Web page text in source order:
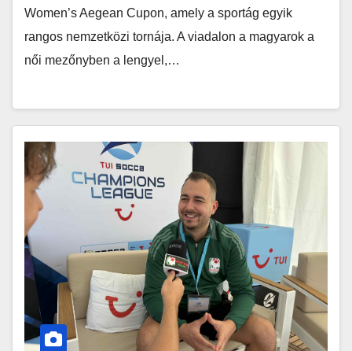
Women’s Aegean Cupon, amely a sportág egyik
rangos nemzetközi tornája. A viadalon a magyarok a
női mezőnyben a lengyel,…